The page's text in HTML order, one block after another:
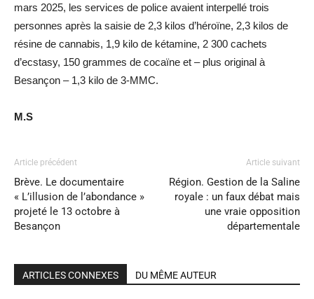
mars 2025, les services de police avaient interpellé trois
personnes après la saisie de 2,3 kilos d’héroïne, 2,3 kilos de
résine de cannabis, 1,9 kilo de kétamine, 2 300 cachets
d’ecstasy, 150 grammes de cocaïne et – plus original à
Besançon – 1,3 kilo de 3-MMC.
M.S
Article précédent
Brève. Le documentaire
« L’illusion de l’abondance »
projeté le 13 octobre à
Besançon
Article suivant
Région. Gestion de la Saline
royale : un faux débat mais
une vraie opposition
départementale
ARTICLES CONNEXES DU MÊME AUTEUR